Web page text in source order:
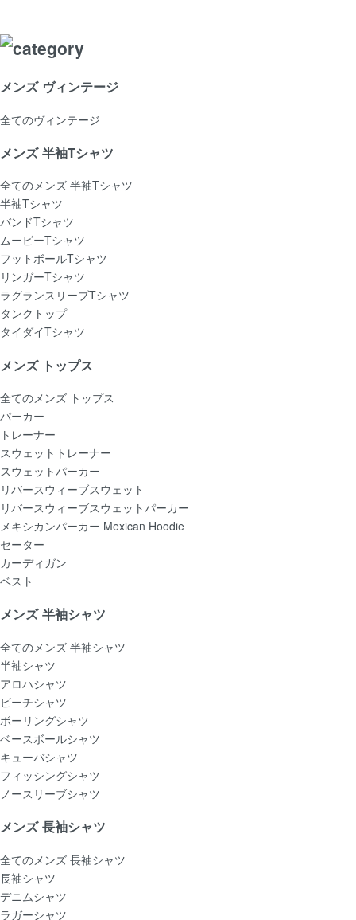
メンズ ヴィンテージ
全てのヴィンテージ
メンズ 半袖Tシャツ
全てのメンズ 半袖Tシャツ
半袖Tシャツ
バンドTシャツ
ムービーTシャツ
フットボールTシャツ
リンガーTシャツ
ラグランスリーブTシャツ
タンクトップ
タイダイTシャツ
メンズ トップス
全てのメンズ トップス
パーカー
トレーナー
スウェットトレーナー
スウェットパーカー
リバースウィーブスウェット
リバースウィーブスウェットパーカー
メキシカンパーカー Mexican Hoodie
セーター
カーディガン
ベスト
メンズ 半袖シャツ
全てのメンズ 半袖シャツ
半袖シャツ
アロハシャツ
ビーチシャツ
ボーリングシャツ
ベースボールシャツ
キューバシャツ
フィッシングシャツ
ノースリーブシャツ
メンズ 長袖シャツ
全てのメンズ 長袖シャツ
長袖シャツ
デニムシャツ
ラガーシャツ